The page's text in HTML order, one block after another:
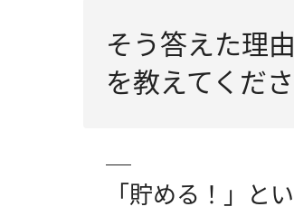
そう答えた理
を教えてくださ
「貯める！」と